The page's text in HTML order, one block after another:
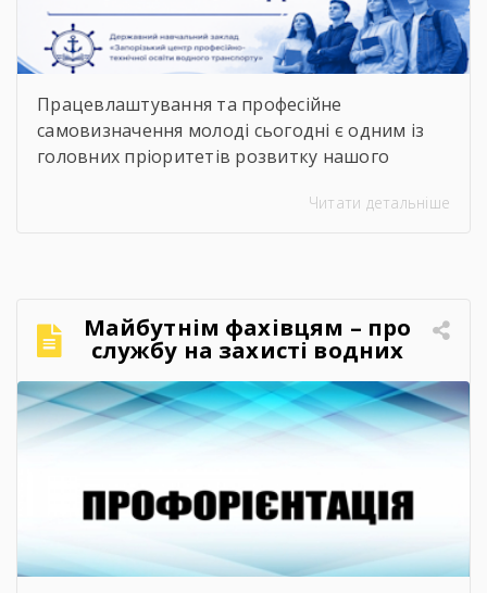
Працевлаштування та професійне
самовизначення молоді сьогодні є одним із
головних пріоритетів розвитку нашого
правила, потребуючи вмотивованих і
обрати, де знайти перше робоче місце та як
правильно налагодити контакт із майбутніми
роботодавцями. Саме з метою допомогти
молоді […]
Читати детальніше
Майбутнім фахівцям – про
службу на захисті водних